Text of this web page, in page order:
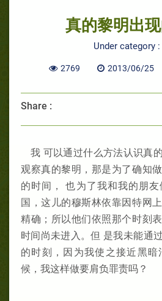
真的黎明出
Under category :
2769 2013/06/25
Share :
我 可以通过什么方法认识真
观察真的黎明，那是为了确知
的时间， 也为了我和我的朋
国，这儿的穆斯林依靠因特网
精确；所以他们依照那个时刻
时间尚未进入。但 是我未能通
的时刻，因为我使之接近黑
候，我这样做要肩负罪责吗？